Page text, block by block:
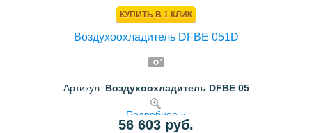
КУПИТЬ В 1 КЛИК
Воздухоохладитель DFBE 051D
Артикул: Воздухоохладитель DFBE 05
Подробнее »
56 603 руб.